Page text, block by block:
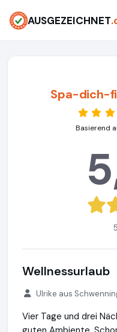
AUSGEZEICHNET
Spa-dich-
Basierend
Wellnessurlaub
Ulrike aus
Vier Tage und drei